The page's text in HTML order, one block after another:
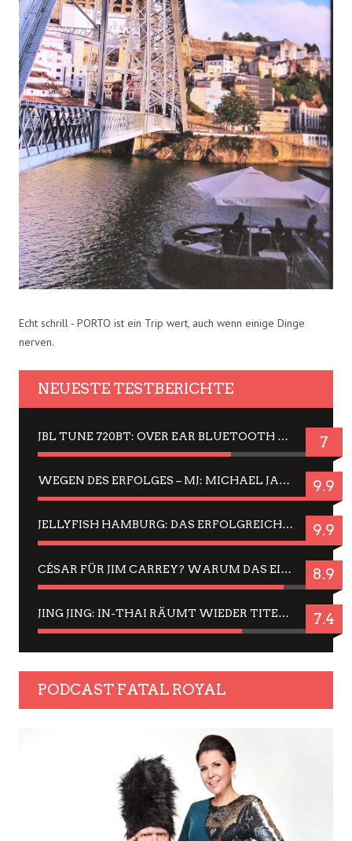
Echt schrill - PORTO ist ein Trip wert, auch wenn einige Dinge
nerven.
NEUESTE TESTBERICHTE
JBL TUNE 720BT: OVER EAR BLUETOOTH KOPFHÖRER UM DIE 50,-€ IM DAUER-TEST 7
WEGEN DES ERFOLGES – MJ: MICHAEL JACKSON MUSICAL IN EINER MATINEE SEHEN 9.9
JELLYFISH HAMBURG: DAS ERFOLGREICHE SOMMER-MENÜ 2025 IN GEFÜHLEN UND BILDERN 9.9
CÉSAR FÜR JIM CARREY? WARUM DAS EINER DER NERVIGSTEN ACTORS IST UND BLEIBT 8.9
JING JING: IN-THAI RÄUMT WIEDER TITEL AB – EIN ZWEI-STUNDEN-ERLEBNISBERICHT 7.4
PODCAST FATAL ROYAL